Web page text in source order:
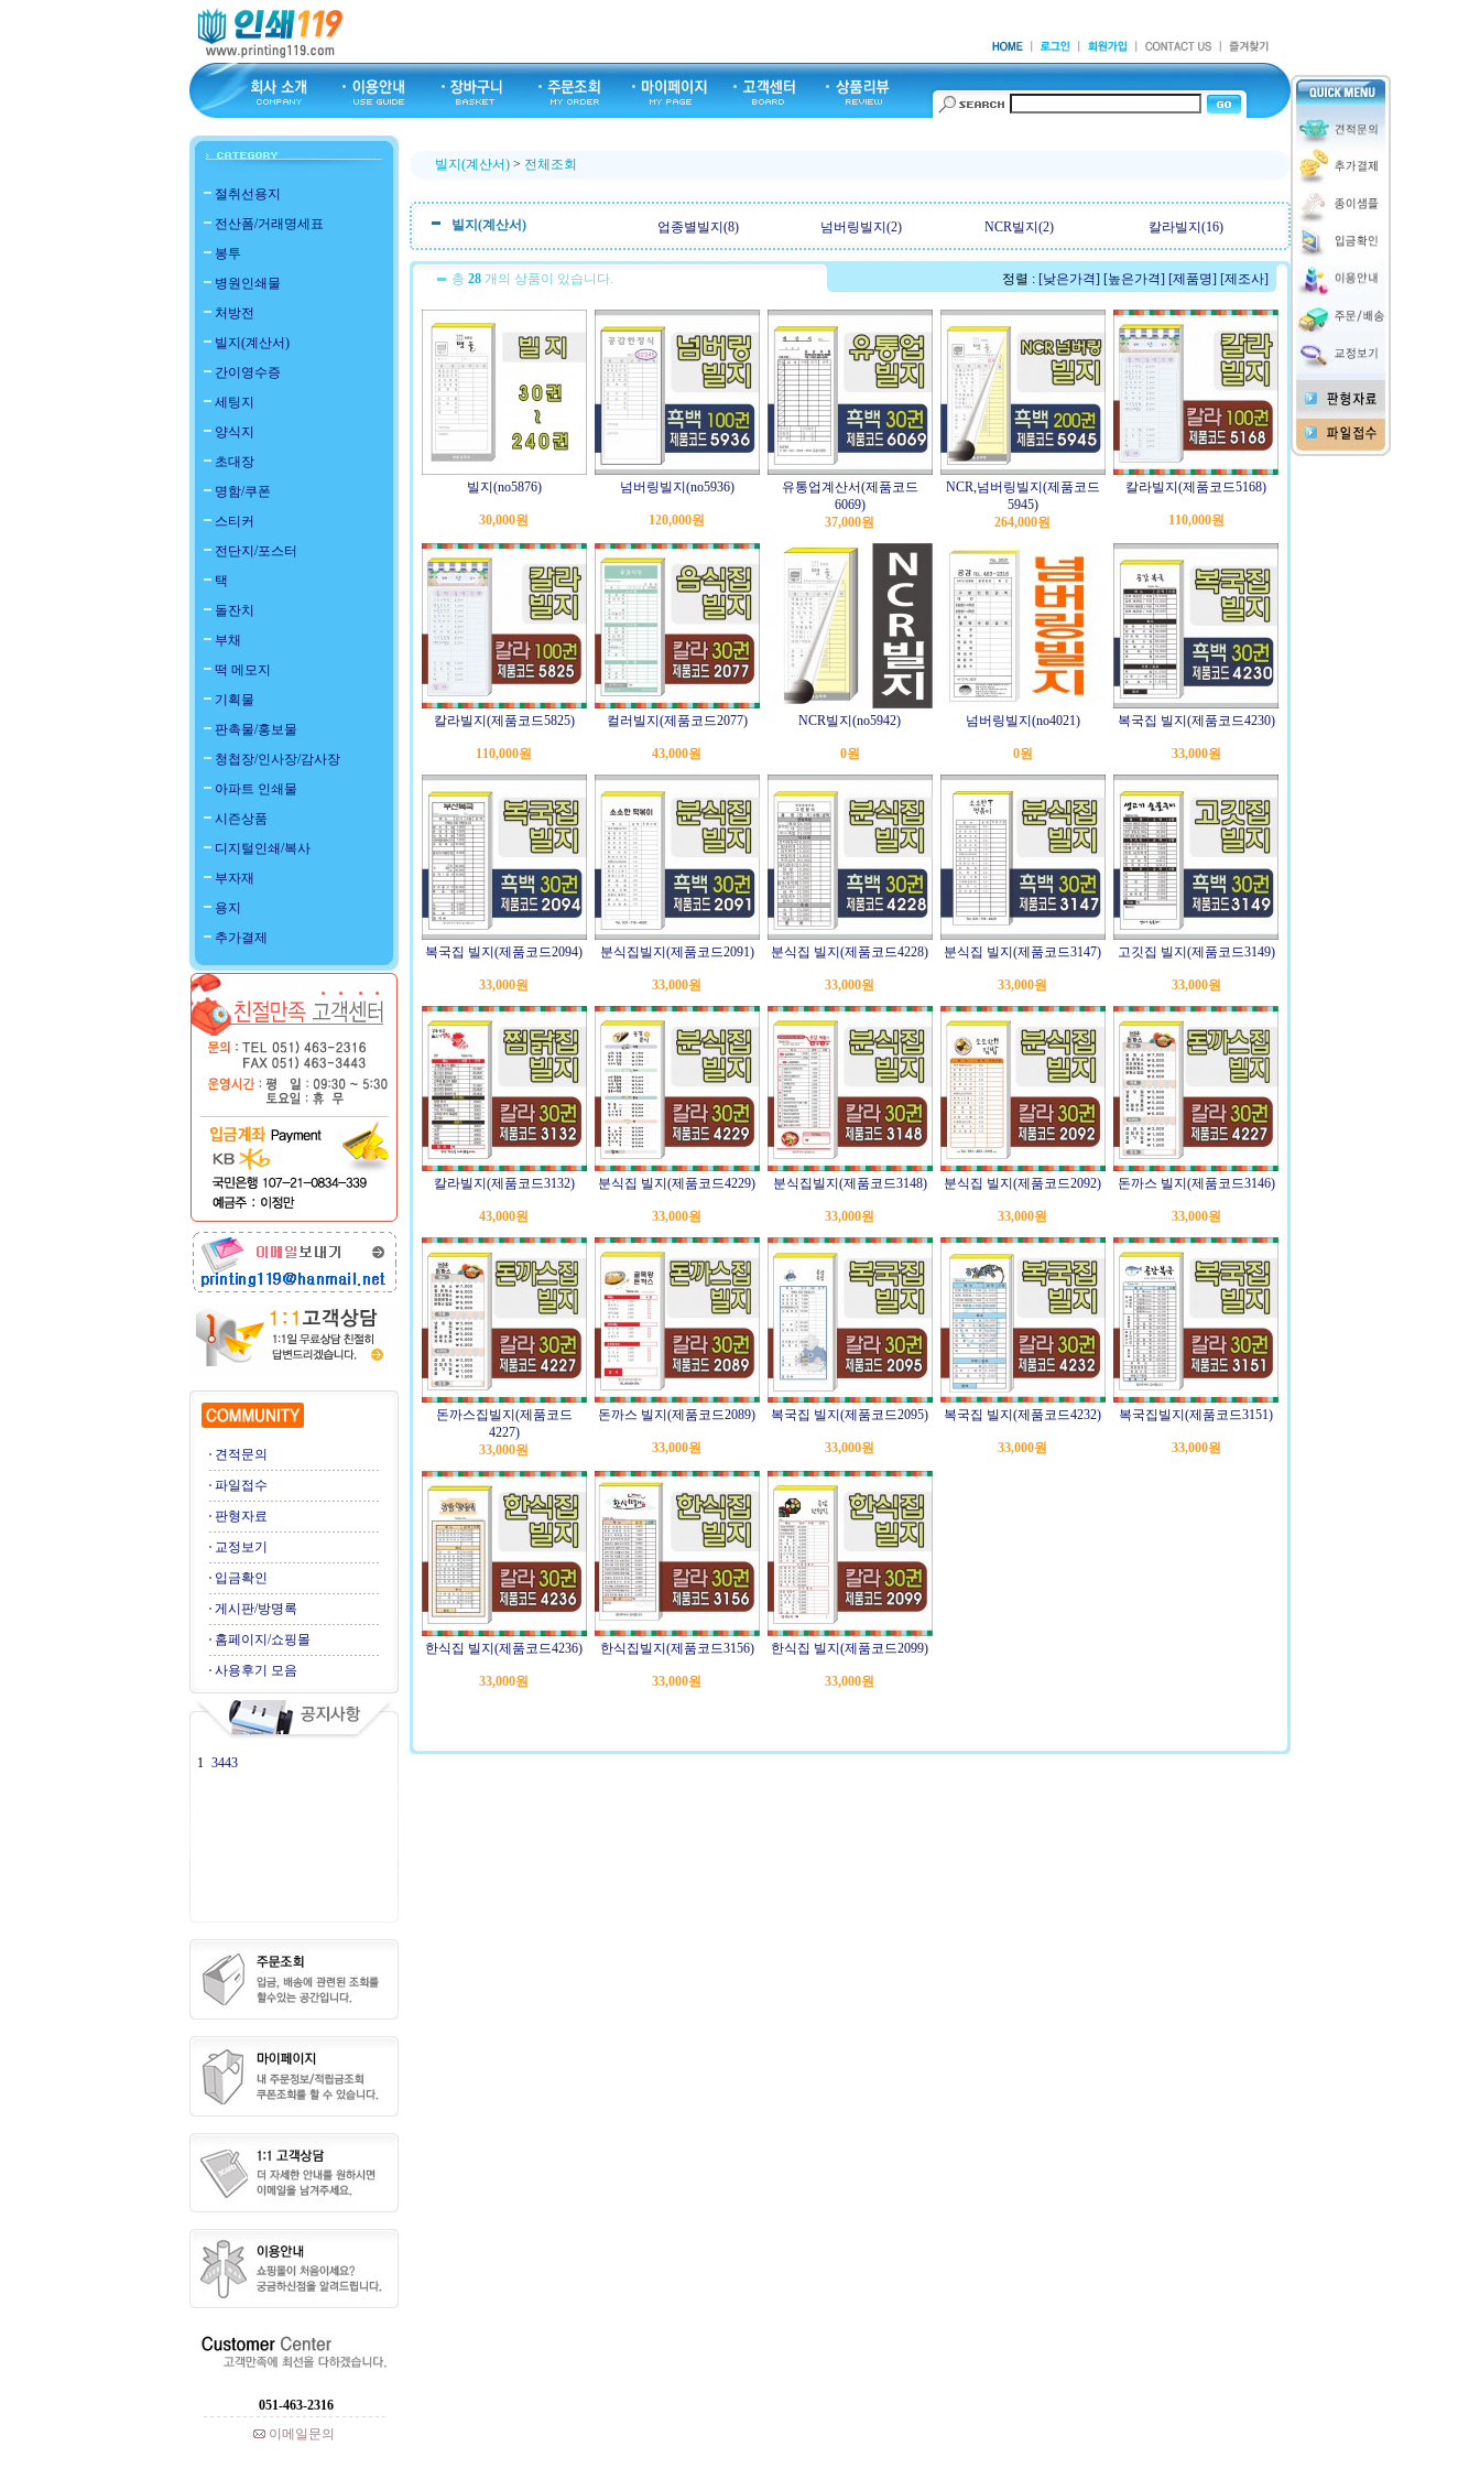
절취선용지
전산폼/거래명세표
봉투
병원인쇄물
처방전
빌지(계산서)
간이영수증
세팅지
양식지
초대장
명함/쿠폰
스티커
전단지/포스터
택
돌잔치
부채
떡 메모지
기획물
판촉물/홍보물
청첩장/인사장/감사장
아파트 인쇄물
시즌상품
디지털인쇄/복사
부자재
용지
추가결제
견적문의
파일접수
판형자료
교정보기
입금확인
게시판/방명록
홈페이지/쇼핑몰
사용후기 모음
1 3443
051-463-2316
이메일문의
빌지(계산서) > 전체조회
빌지(계산서) 업종별빌지(8) 넘버링빌지(2) NCR빌지(2) 칼라빌지(16)
총 28 개의 상품이 있습니다. 정렬 : [낮은가격] [높은가격] [제품명] [제조사]
빌지(no5876)
30,000원
넘버링빌지(no5936)
120,000원
유통업계산서(제품코드
6069)
37,000원
NCR,넘버링빌지(제품코드
5945)
264,000원
칼라빌지(제품코드5168)
110,000원
칼라빌지(제품코드5825)
110,000원
컬러빌지(제품코드2077)
43,000원
NCR빌지(no5942)
0원
넘버링빌지(no4021)
0원
복국집 빌지(제품코드4230)
33,000원
복국집 빌지(제품코드2094)
33,000원
분식집빌지(제품코드2091)
33,000원
분식집 빌지(제품코드4228)
33,000원
분식집 빌지(제품코드3147)
33,000원
고깃집 빌지(제품코드3149)
33,000원
칼라빌지(제품코드3132)
43,000원
분식집 빌지(제품코드4229)
33,000원
분식집빌지(제품코드3148)
33,000원
분식집 빌지(제품코드2092)
33,000원
돈까스 빌지(제품코드3146)
33,000원
돈까스집빌지(제품코드
4227)
33,000원
돈까스 빌지(제품코드2089)
33,000원
복국집 빌지(제품코드2095)
33,000원
복국집 빌지(제품코드4232)
33,000원
복국집빌지(제품코드3151)
33,000원
한식집 빌지(제품코드4236)
33,000원
한식집빌지(제품코드3156)
33,000원
한식집 빌지(제품코드2099)
33,000원